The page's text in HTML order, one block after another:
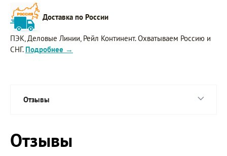
Доставка по России
ПЭК, Деловые Линии, Рейл Континент. Охватываем Россию и
СНГ. Подробнее →
Отзывы
Отзывы